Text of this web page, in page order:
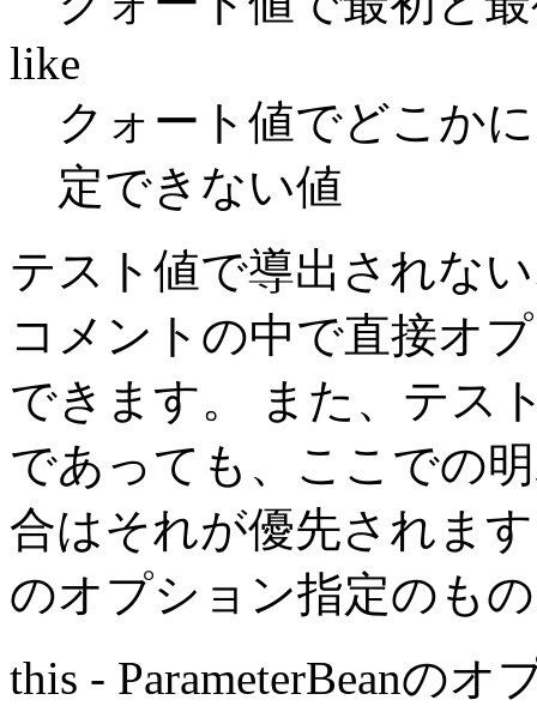
like
クォート値でどこか
定できない値
テスト値で導出されな
コメントの中で直接オ
できます。 また、テス
であっても、ここでの
合はそれが優先されま
のオプション指定のも
this - ParameterBeanのオ